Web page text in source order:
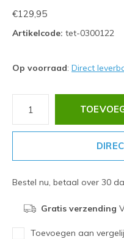
€129,95
Artikelcode: tet-0300122
Op voorraad: Direct
Bestel nu, betaal over 30
Gratis verzending
Toevoegen aan